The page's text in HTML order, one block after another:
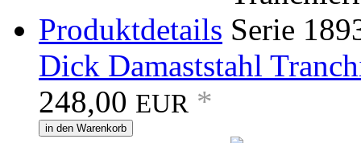
Produktdetails
Dick Damaststahl
248,00 EUR *
in den Warenkorb